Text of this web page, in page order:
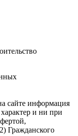
сайте информация
и ни при
Гражданского